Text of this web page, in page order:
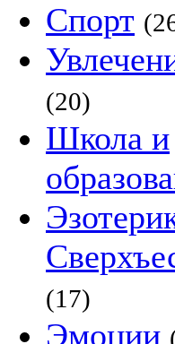
Спорт
(20)
Школа и
(17)
Эмоции